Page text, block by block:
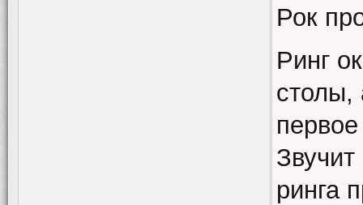
Рок
Ринг
столы,
Звучит
ринга